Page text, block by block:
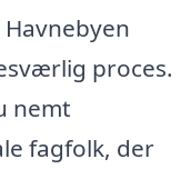
proces.
nemt
fagfolk, der